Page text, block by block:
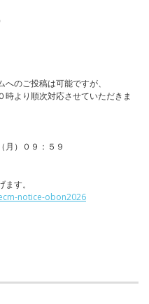
のご投稿は可能ですが、
より順次対応させていただきま
月）０９：５９
す。
notice-obon2026